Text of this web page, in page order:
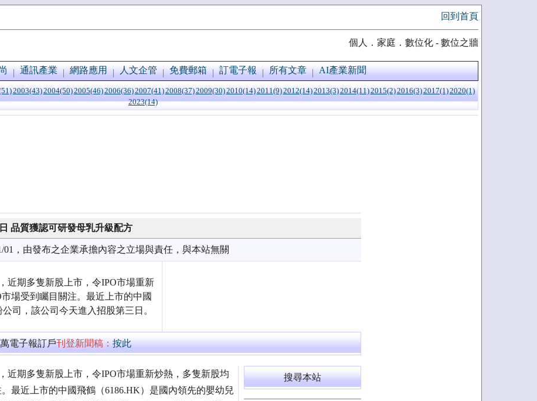
回到首頁
個人．家庭．數位化 - 數位之牆
通訊產業 網路應用 人文企管 免費郵箱 訂電子報 所有文章 AI產業新聞
2003(43)2004(50)2005(46)2006(36)2007(41)2008(37)2009(30)2010(14)2011(9)2012(14)2013(3)2014(11)2015(2)2016(3)2017(1)2020(1)
2023(14)
品質獲認可研發母乳升級配方
01，由發布之企業承擔內容之立場與責任，與本站無關
近期多隻新股上市，令IPO市場重新
場受到矚目關注。最近上市的中國
司，該公司今天進入招股第三日。
電子報訂戶刊登新聞稿：按此
近期多隻新股上市，令IPO市場重新炒熱，多隻新股均
最近上市的中國飛鶴（6186.HK）是國內領先的嬰幼兒
搜尋本站